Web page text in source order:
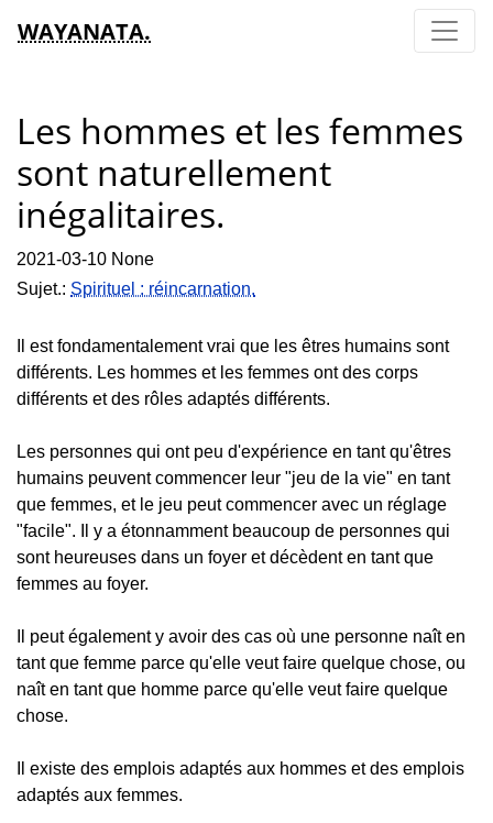
WAYANATA.
Les hommes et les femmes
sont naturellement
inégalitaires.
2021-03-10 None
Sujet.: Spirituel : réincarnation.
Il est fondamentalement vrai que les êtres humains sont
différents. Les hommes et les femmes ont des corps
différents et des rôles adaptés différents.
Les personnes qui ont peu d'expérience en tant qu'êtres
humains peuvent commencer leur "jeu de la vie" en tant
que femmes, et le jeu peut commencer avec un réglage
"facile". Il y a étonnamment beaucoup de personnes qui
sont heureuses dans un foyer et décèdent en tant que
femmes au foyer.
Il peut également y avoir des cas où une personne naît en
tant que femme parce qu'elle veut faire quelque chose, ou
naît en tant que homme parce qu'elle veut faire quelque
chose.
Il existe des emplois adaptés aux hommes et des emplois
adaptés aux femmes.